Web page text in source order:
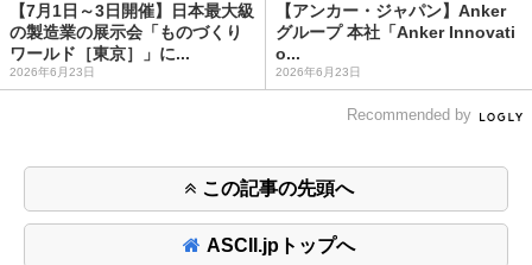
【7月1日～3日開催】日本最大級
の製造業の展示会「ものづくり
ワールド［東京］」に...
2026年6月23日
【アンカー・ジャパン】Anker
グループ 本社「Anker Innovati
o...
2026年6月23日
Recommended by
この記事の先頭へ
ASCII.jpトップへ